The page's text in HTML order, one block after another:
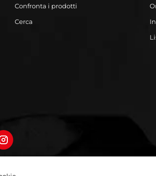
Confronta i prodotti
Cerca